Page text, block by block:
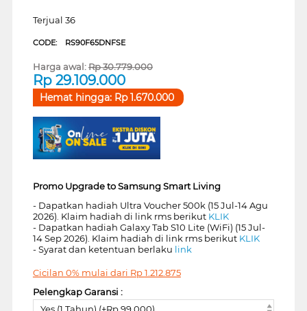
Terjual 36
CODE: RS90F65DNFSE
Harga awal:Rp30.779.000
Rp 29.109.000
Hemat hingga: Rp1.670.000
Promo Upgrade to Samsung Smart Living
- Dapatkan hadiah Ultra Voucher 500k (15 Jul-14 Agu
2026). Klaim hadiah di link rms berikut KLIK
- Dapatkan hadiah Galaxy Tab S10 Lite (WiFi) (15 Jul-
14 Sep 2026). Klaim hadiah di link rms berikut KLIK
- Syarat dan ketentuan berlaku link
Cicilan 0% mulai dari Rp1.212.875
Pelengkap Garansi :